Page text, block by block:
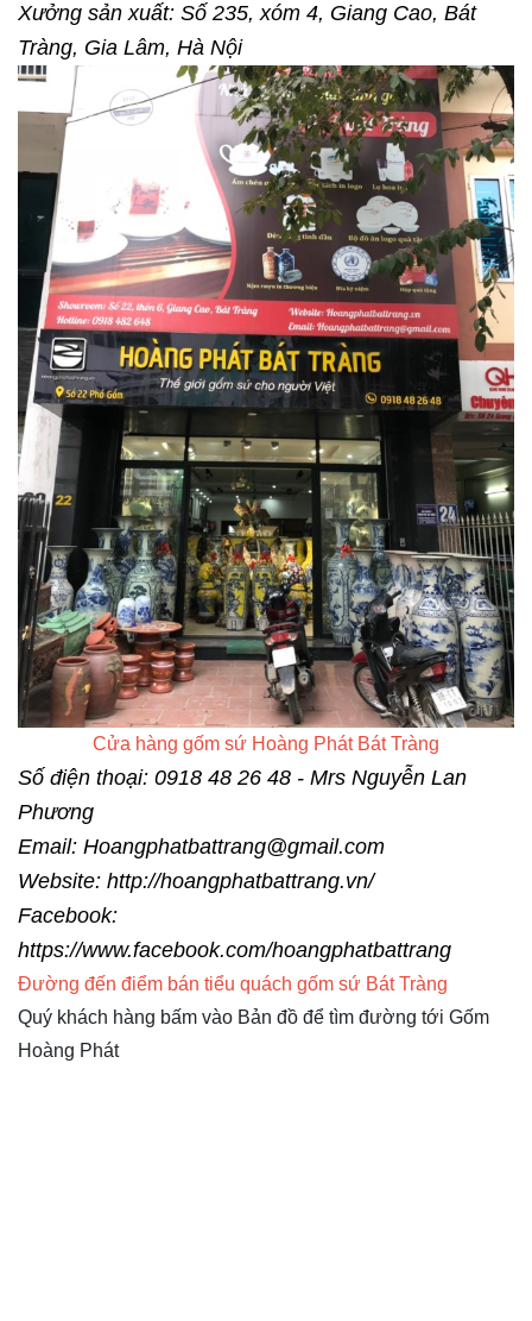
Xưởng sản xuất: Số 235, xóm 4, Giang Cao, Bát
Tràng, Gia Lâm, Hà Nội
Cửa hàng gốm sứ Hoàng Phát Bát Tràng
Số điện thoại: 0918 48 26 48 - Mrs Nguyễn Lan
Phương
Email: Hoangphatbattrang@gmail.com
Website: http://hoangphatbattrang.vn/
Facebook:
https://www.facebook.com/hoangphatbattrang
Đường đến điểm bán tiểu quách gốm sứ Bát Tràng
Quý khách hàng bấm vào Bản đồ để tìm đường tới Gốm
Hoàng Phát